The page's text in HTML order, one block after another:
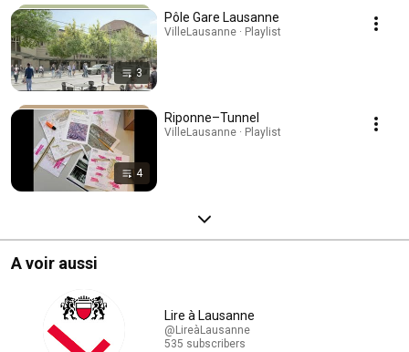
3
Pôle Gare Lausanne
VilleLausanne · Playlist
4
Riponne–Tunnel
VilleLausanne · Playlist
A voir aussi
Lire à Lausanne
@LireàLausanne
535 subscribers